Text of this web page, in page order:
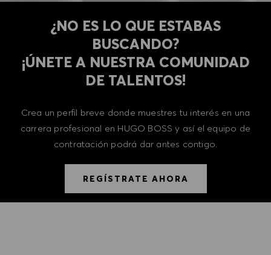
¿NO ES LO QUE ESTABAS
BUSCANDO?
​​​​​​​¡ÚNETE A NUESTRA COMUNIDAD
DE TALENTOS!
Crea un perfil breve donde muestres tu interés en una
carrera profesional en HUGO BOSS y así el equipo de
contratación podrá dar antes contigo.
REGÍSTRATE AHORA